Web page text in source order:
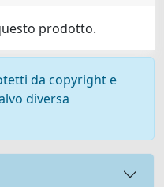
prodotto.
da copyright e
diversa